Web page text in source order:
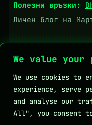
We value your
We use cookies to
experience, serve
and analyse our
All", you consent
Полезни връзки:
Личен блог на